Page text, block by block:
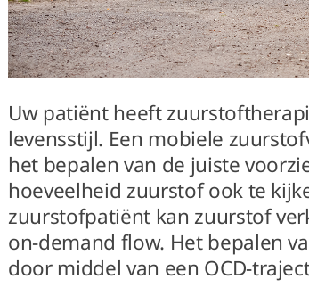
Uw patiënt heeft
levensstijl. Een mobiele
het bepalen van de juiste
hoeveelheid zuurstof ook te
zuurstofpatiënt kan zuurstof
on-demand flow. Het bepalen
door middel van een OCD-